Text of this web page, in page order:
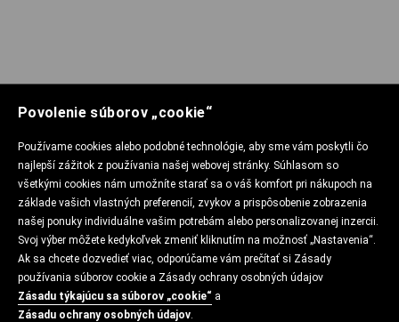
Povolenie súborov „cookie“
Používame cookies alebo podobné technológie, aby sme vám poskytli čo
najlepší zážitok z používania našej webovej stránky. Súhlasom so
všetkými cookies nám umožníte starať sa o váš komfort pri nákupoch na
základe vašich vlastných preferencií, zvykov a prispôsobenie zobrazenia
našej ponuky individuálne vašim potrebám alebo personalizovanej inzercii.
Svoj výber môžete kedykoľvek zmeniť kliknutím na možnosť „Nastavenia“.
Ak sa chcete dozvedieť viac, odporúčame vám prečítať si Zásady
používania súborov cookie a Zásady ochrany osobných údajov
Zásadu týkajúcu sa súborov „cookie“ a
Zásadu ochrany osobných údajov.